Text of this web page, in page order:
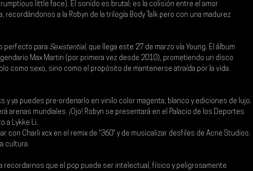
little face). El sonido es brutal; es la colisión entre el amor
recordándonos a la Robyn de la trilogía Body Talk pero con una madurez
perfecto para Sexistential, que llega este 27 de marzo vía Young. El álbum
Max Martin (por primera vez desde 2010), prometiendo un disco
como sexo, sino como el propósito de mantenerse atraída por la vida.
y ya puedes pre-ordenarlo en vinilo color magenta, blanco y ediciones de lujo.
arenas mundiales. ¡Ojo! Robyn se presentará en el Palacio de los Deportes
a Lykke Li.
con Charli xcx en el remix de "360" y de musicalizar desfiles de Acne Studios.
cultura.
recordarnos que el pop puede ser intelectual, físico y peligrosamente